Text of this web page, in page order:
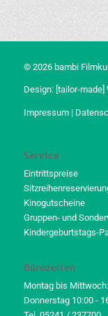
© 2026 bambi
Design: [tailor-
Impressum|
Service
Eintrittspreise
Kinogutscheine
Gruppen- und
Kindergeburtstags-
Bürozeiten
Montag bis
Donnerstag 10:00 -